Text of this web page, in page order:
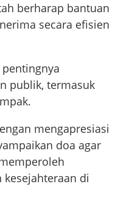
berharap bantuan
secara efisien
publik, termasuk
mengapresiasi
doa agar
di